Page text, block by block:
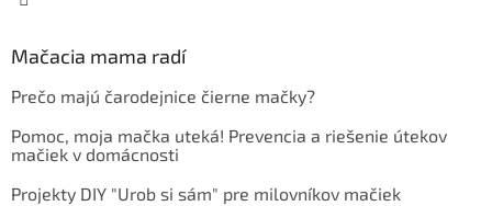
Mačacia mama radí
Prečo majú čarodejnice čierne mačky?
Pomoc, moja mačka uteká! Prevencia a riešenie útekov
mačiek v domácnosti
Projekty DIY "Urob si sám" pre milovníkov mačiek